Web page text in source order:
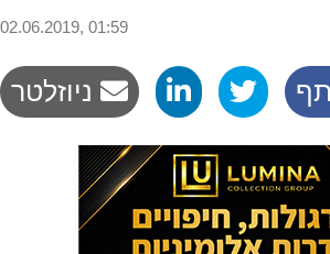
02.06.2019, 01:59